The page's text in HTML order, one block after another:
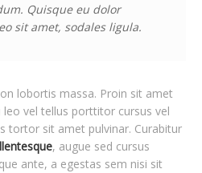
Quisque eu dolor
sit amet, sodales ligula.
lobortis massa. Proin sit amet
vel tellus porttitor cursus vel
tortor sit amet pulvinar. Curabitur
, augue sed cursus
ante, a egestas sem nisi sit